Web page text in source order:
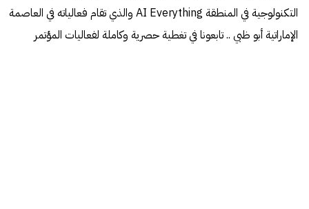
التكنولوجية في المنطقة AI Everything والذي تقام فعالياته في العاصمة
الإماراتية أبو ظبي .. تابعونا في تغطية حصرية وكاملة لفعاليات المؤتمر